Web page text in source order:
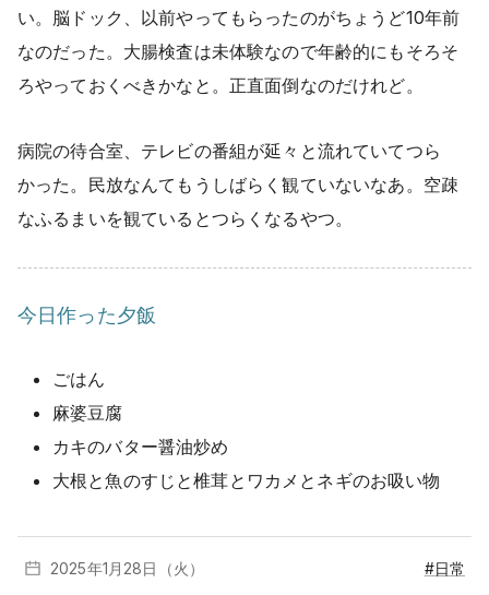
い。脳ドック、以前やってもらったのがちょうど10年前
なのだった。大腸検査は未体験なので年齢的にもそろそ
ろやっておくべきかなと。正直面倒なのだけれど。
病院の待合室、テレビの番組が延々と流れていてつら
かった。民放なんてもうしばらく観ていないなあ。空疎
なふるまいを観ているとつらくなるやつ。
今日作った夕飯
ごはん
麻婆豆腐
カキのバター醤油炒め
大根と魚のすじと椎茸とワカメとネギのお吸い物
2025年1月 28日（火） #日常